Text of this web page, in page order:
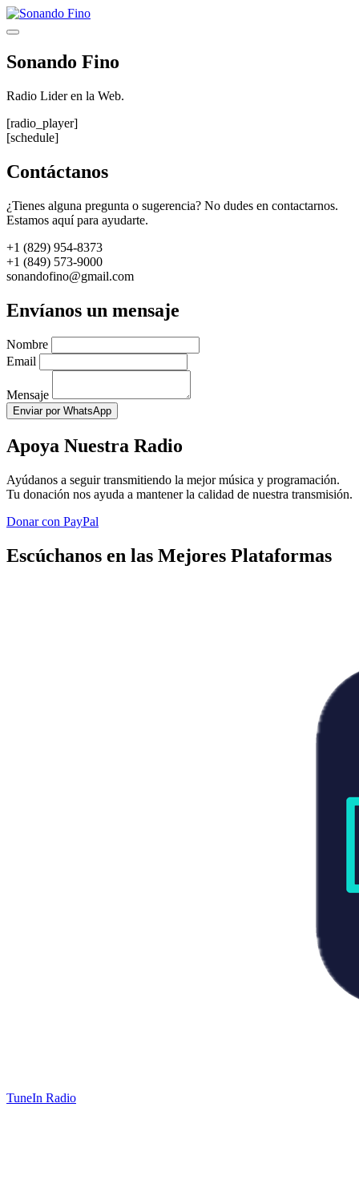
Saltar
al
Menú
Sonando Fino
Radio Lider en la Web.
[radio_player]
[schedule]
Contáctanos
¿Tienes alguna pregunta o sugerencia? No dudes en contactarnos.
Estamos aquí para ayudarte.
+1 (829) 954-8373
+1 (849) 573-9000
sonandofino@gmail.com
Envíanos un mensaje
Nombre
Email
Mensaje
Enviar por WhatsApp
Apoya Nuestra Radio
Ayúdanos a seguir transmitiendo la mejor música y programación.
Tu donación nos ayuda a mantener la calidad de nuestra transmisión.
Donar con PayPal
Escúchanos en las Mejores Plataformas
TuneIn Radio